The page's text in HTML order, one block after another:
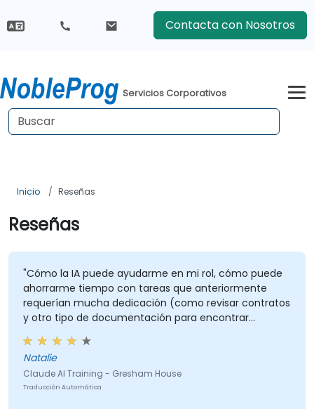
Contacta con Nosotros
Servicios Corporativos
Inicio Reseñas
Reseñas
"Cómo la IA puede ayudarme en mi rol, cómo puede
ahorrarme tiempo con tareas que anteriormente
requerían mucha dedicación (como revisar contratos
y otro tipo de documentación para encontrar
Natalie
Claude AI Training - Gresham House
Traducción Automática